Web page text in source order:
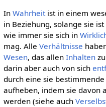
In Wahrheitist in einem
in Beziehung, solange sie
wie immer sie sich in
mag. Alle Verhältnisse
Wesen, das allen Inhalten
darin aber auch von sich
durch eine sie bestimmende
aufheben, indem sie davon
werden (siehe auch